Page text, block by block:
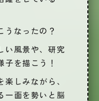
うなったの？
い風景や、研究
子を描こう！
しみながら、
一面を勢いと脳